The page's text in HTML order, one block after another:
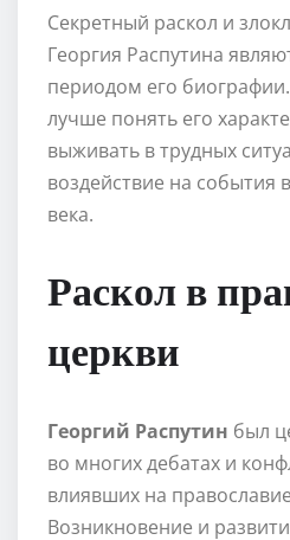
Секретный раскол и
Георгия Распутина
периодом его
лучше понять его
выживать в трудных
воздействие на события
века.
Раскол в
церкви
Георгий Распутин был
во многих дебатах и
влиявших на
Возникновение и